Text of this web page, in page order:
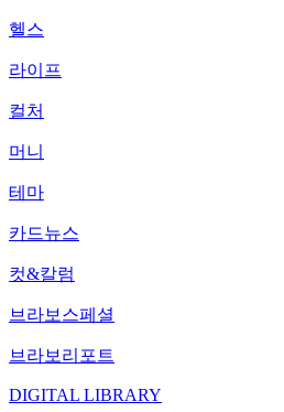
헬스
라이프
컬처
머니
테마
카드뉴스
컷&칼럼
브라보스페셜
브라보리포트
DIGITAL LIBRARY